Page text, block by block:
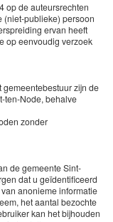
op de auteursrechten
(niet-publieke) persoon
ervan heeft
op eenvoudig verzoek
zijn de
ten-Node, behalve
zonder
de gemeente Sint-
dat u geïdentificeerd
anonieme informatie
het aantal bezochte
kan het bijhouden